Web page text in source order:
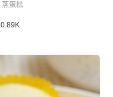
蒸蛋糕
0.89K